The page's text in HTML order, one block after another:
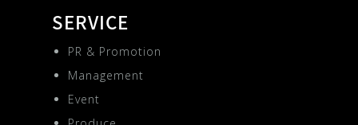
SERVICE
PR & Promotion
Management
Event